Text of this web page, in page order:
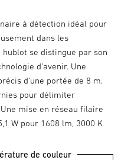
à détection idéal pour
dans les
se distingue par son
d'avenir. Une
d'une portée de 8 m.
pour délimiter
mise en réseau filaire
W pour 1608 lm, 3000 K
de couleur